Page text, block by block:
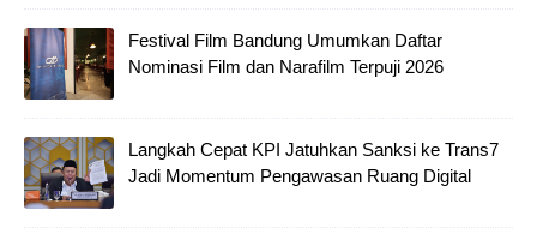
Festival Film Bandung Umumkan Daftar
Nominasi Film dan Narafilm Terpuji 2026
Langkah Cepat KPI Jatuhkan Sanksi ke Trans7
Jadi Momentum Pengawasan Ruang Digital